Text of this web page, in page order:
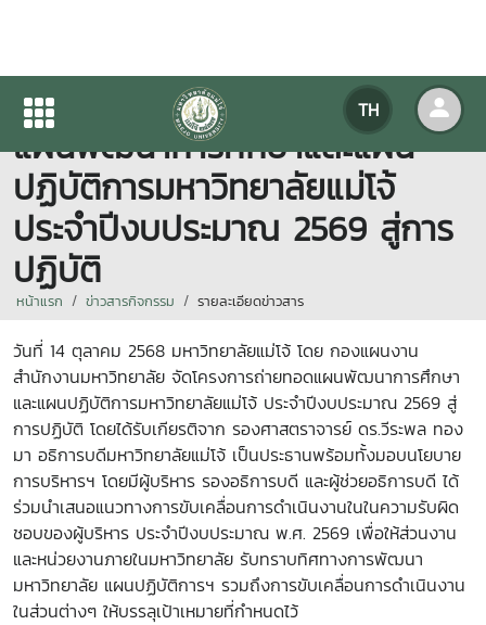
TH
กองแผนงานจัดโครงการถ่ายทอด
แผนพัฒนาการศึกษาและแผน
ปฏิบัติการมหาวิทยาลัยแม่โจ้
ประจำปีงบประมาณ 2569 สู่การ
ปฏิบัติ
หน้าแรก ข่าวสารกิจกรรม รายละเอียดข่าวสาร
วันที่ 14 ตุลาคม 2568 มหาวิทยาลัยแม่โจ้ โดย กองแผนงาน
สำนักงานมหาวิทยาลัย จัดโครงการถ่ายทอดแผนพัฒนาการศึกษา
และแผนปฏิบัติการมหาวิทยาลัยแม่โจ้ ประจำปีงบประมาณ 2569 สู่
การปฏิบัติ โดยได้รับเกียรติจาก รองศาสตราจารย์ ดร.วีระพล ทอง
มา อธิการบดีมหาวิทยาลัยแม่โจ้ เป็นประธานพร้อมทั้งมอบนโยบาย
การบริหารฯ โดยมีผู้บริหาร รองอธิการบดี และผู้ช่วยอธิการบดี ได้
ร่วมนำเสนอแนวทางการขับเคลื่อนการดำเนินงานในในความรับผิด
ชอบของผู้บริหาร ประจำปีงบประมาณ พ.ศ. 2569 เพื่อให้ส่วนงาน
และหน่วยงานภายในมหาวิทยาลัย รับทราบทิศทางการพัฒนา
มหาวิทยาลัย แผนปฏิบัติการฯ รวมถึงการขับเคลื่อนการดำเนินงาน
ในส่วนต่างๆ ให้บรรลุเป้าเหมายที่กำหนดไว้